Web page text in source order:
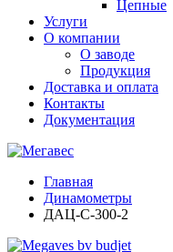
Цепные
Услуги
О компании
О заводе
Продукция
Доставка и оплата
Контакты
Документация
Главная
Динамометры
ДАЦ-С-300-2